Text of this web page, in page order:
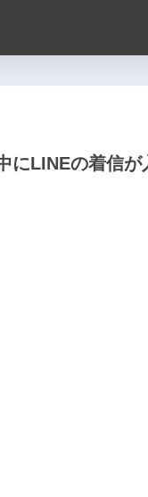
にLINEの着信が